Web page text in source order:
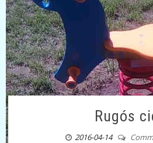
Rugós
2016-04-14